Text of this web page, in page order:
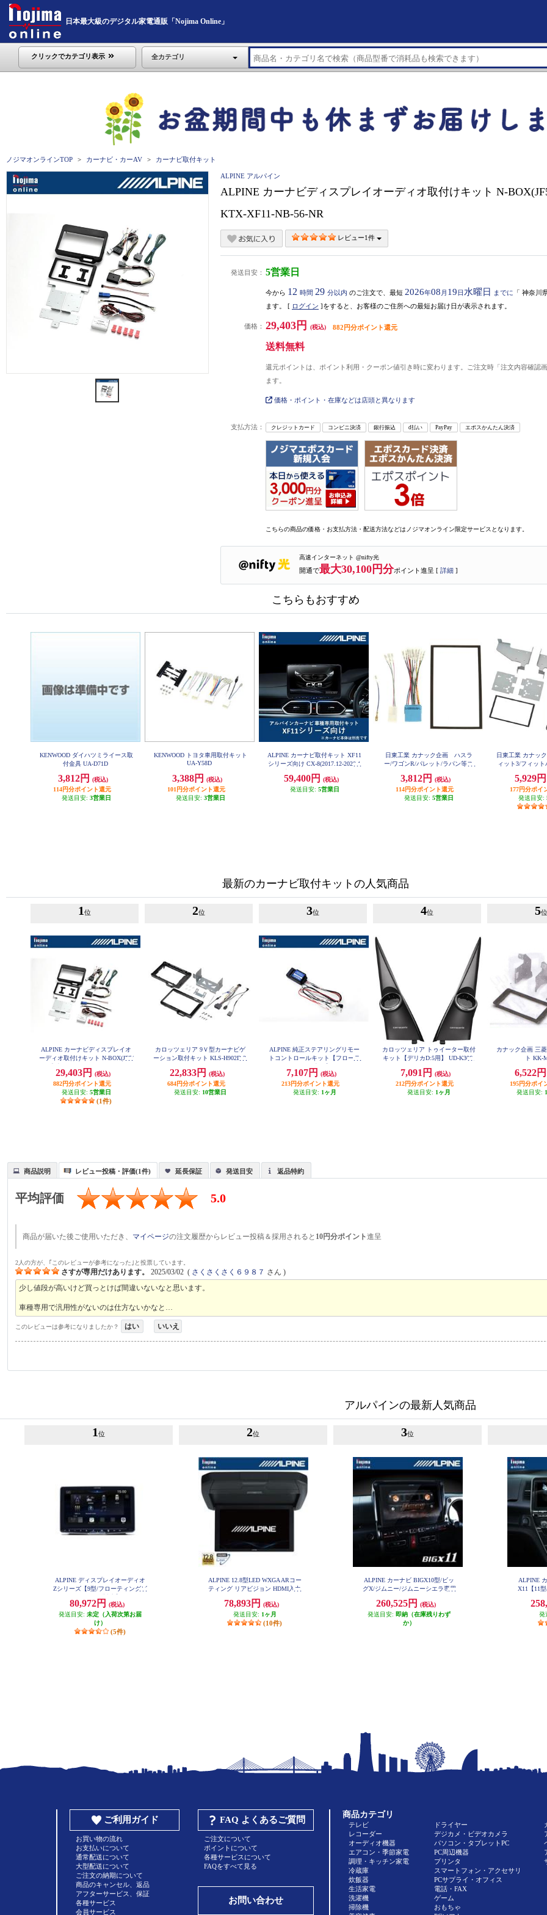
日本最大級のデジタル家電通販「Nojima Online」
クリックでカテゴリ表示 全カテゴリ
ノジマオンラインTOP カーナビ・カーAV カーナビ取付キット
ALPINE アルパイン
ALPINE カーナビディスプレイオーディオ取付けキット N-
KTX-XF11-NB-56-NR
レビュー1件
発送目安： 5営業日
今から 12 時間 29 分以内 のご注文で、最短 2026年08 月 19日 水曜日 までに 「 神奈川
ます。 [ ログイン ]をすると、お客様のご住所への最短お届け日が表示されます。
価格： 29,403円 (税込) 882円分ポイント還元
送料無料
還元ポイントは、ポイント利用・クーポン値引き時に変わります。ご注文時「注文内容確認
ます。
価格・ポイント・在庫などは店頭と異なります
支払方法： クレジットカード コンビニ決済 銀行振込 d払い PayPay エポスかんたん決済
こちらの商品の価格・お支払方法・配送方法などはノジマオンライン限定サービスとなります。
高速インターネット @nifty光
開通で最大30,100円分ポイント進呈 [ 詳細 ]
こちらもおすすめ
KENWOOD ダイハツミライース取
付金具 UA-D71D
3,812円
(税込)
114円分ポイント還元
発送目安: 3営業日
KENWOOD トヨタ車用取付キット
UA-Y58D
3,388円
(税込)
101円分ポイント還元
発送目安: 3営業日
ALPINE カーナビ取付キット XF11
シリーズ向け CX-8(2017.12-2020.1
59,400円
(税込)
発送目安: 5営業日
日東工業 カナック企画 ハスラ
ー/ワゴンR/パレット/ラパン等ス
3,812円
(税込)
114円分ポイント還元
発送目安: 5営業日
日東工業 カナッ
ィット3/フィッ
5,929円
177円分ポイ
発送目安:
最新のカーナビ取付キットの人気商品
1 位
ALPINE カーナビディスプレイオ
ーディオ取付けキット N-BOX(JF5/
29,403円
(税込)
882円分ポイント還元
発送目安: 5営業日
(1件)
2位
カロッツェリア 9Ｖ型カーナビゲ
ーション取付キット KLS-H902D-2
22,833円
(税込)
684円分ポイント還元
発送目安: 10営業日
3位
ALPINE 純正ステアリングリモー
トコントロールキット【フローテ
R
7,107円
(税込)
213円分ポイント還元
発送目安: 1ヶ月
4位
カロッツェリア トゥイーター取付
キット【デリカD:5用】 UD-K306
7,091円
(税込)
212円分ポイント還元
発送目安: 1ヶ月
5位
カナック企画 三
ト KK-
6,522円
195円分ポイ
発送目安:
商品説明 レビュー投稿・評価(1件) 延長保証 発送目安 返品特約
平均評価 5.0
商品が届いた後ご使用いただき、 マイページの注文履歴からレビュー投稿＆採用されると 10円分ポイント進呈
2人の方が、｢このレビューが参考になった｣と投票しています。
さすが専用だけあります。 2025/03/02 ( さくさくさく６９８７ さん )
少し値段が高いけど買っとけば間違いないなと思います。
車種専用で汎用性がないのは仕方ないかなと…
このレビューは参考になりましたか？ はい いいえ
アルパインの最新人気商品
1 位
ALPINE ディスプレイオーディオ
Zシリーズ【9型/フローティングビ
80,972円
(税込)
発送目安: 未定（入荷次第お届
け）
(5件)
2位
ALPINE 12.8型LED WXGA ARコー
ティング リアビジョン HDMI入力
78,893円
(税込)
発送目安: 1ヶ月
(10件)
3位
ALPINE カーナビ BIGX10型/ビッ
グX/ジムニー/ジムニーシエラ専用
260,525円
(税込)
発送目安: 即納（在庫残りわず
か）
ALPINE
X11【11
専用】
発
ご利用ガイド
お買い物の流れ
お支払いについて
通常配送について
大型配送について
ご注文の納期について
商品のキャンセル、返品
アフターサービス、保証
各種サービス
会員サービス
FAQ よくあるご質問
ご注文について
ポイントについて
各種サービスについて
FAQをすべて見る
お問い合わせ
商品カテゴリ
テレビ
レコーダー
オーディオ機器
エアコン・季節家電
調理・キッチン家電
冷蔵庫
炊飯器
生活家電
洗濯機
掃除機
ドライヤー
デジカメ・ビデオカメラ
パソコン・タブレットPC
PC周辺機器
プリンタ
スマートフォン・アクセサリ
PCサプライ・オフィス
電話・FAX
ゲーム
おもちゃ